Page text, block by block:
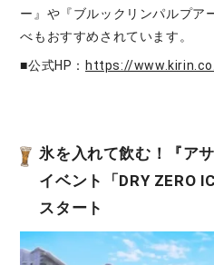
ー』や『ブルックリンパルプア
べもおすすめされています。
■公式HP： https://
氷を入れて飲む！『ア
イベント「DRY ZERO
スタート